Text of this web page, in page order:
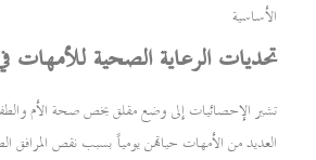
الأساسية
تحديات الرعاية الصحية للأمهات
تشير الإحصائيات إلى وضع مقلق يخص صحة الأم
العديد من الأمهات حياتهن يومياً بسبب نقص المرافق